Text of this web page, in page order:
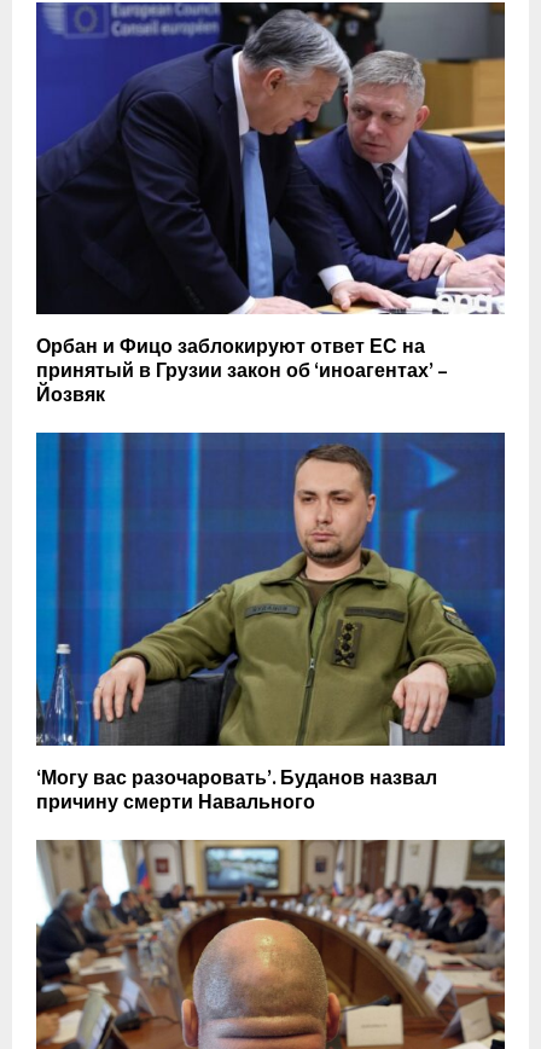
Орбан и Фицо заблокируют ответ ЕС на
принятый в Грузии закон об ‘иноагентах’ –
Йозвяк
‘Могу вас разочаровать’. Буданов назвал
причину смерти Навального